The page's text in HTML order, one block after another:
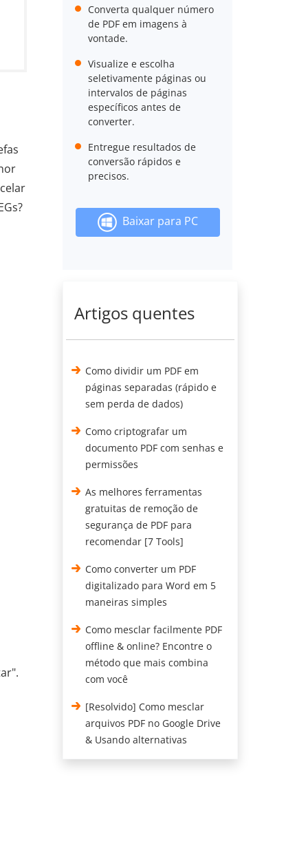
Converta qualquer número
de PDF em imagens à
vontade.
Visualize e escolha
seletivamente páginas ou
intervalos de páginas
específicos antes de
converter.
Entregue resultados de
conversão rápidos e
precisos.
Baixar para PC
Artigos quentes
Como dividir um PDF em
páginas separadas (rápido e
sem perda de dados)
Como criptografar um
documento PDF com senhas e
permissões
As melhores ferramentas
gratuitas de remoção de
segurança de PDF para
recomendar [7 Tools]
Como converter um PDF
digitalizado para Word em 5
maneiras simples
Como mesclar facilmente PDF
offline & online? Encontre o
método que mais combina
com você
[Resolvido] Como mesclar
arquivos PDF no Google Drive
& Usando alternativas